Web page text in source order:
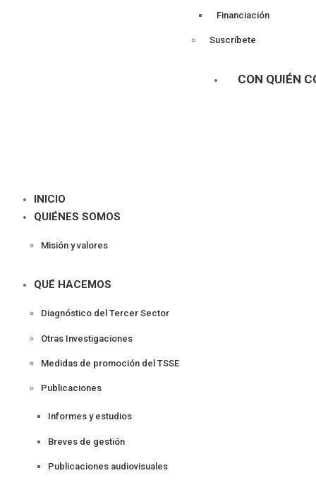
Financiación
Suscríbete
CON QUIÉN
INICIO
QUIÉNES SOMOS
Misión y valores
QUÉ HACEMOS
Diagnóstico del Tercer Sector
Otras Investigaciones
Medidas de promoción del TSSE
Publicaciones
Informes y estudios
Breves de gestión
Publicaciones audiovisuales